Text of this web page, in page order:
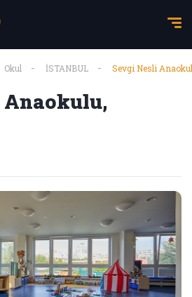
Okul İSTANBUL Sevgi Nesli
Anaokulu,